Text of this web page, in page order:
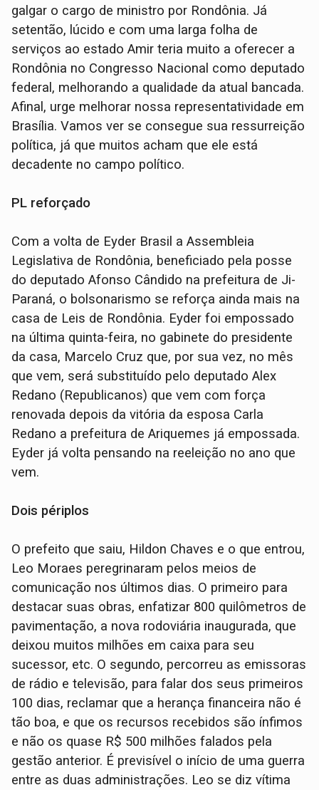
galgar o cargo de ministro por Rondônia. Já
setentão, lúcido e com uma larga folha de
serviços ao estado Amir teria muito a oferecer a
Rondônia no Congresso Nacional como deputado
federal, melhorando a qualidade da atual bancada.
Afinal, urge melhorar nossa representatividade em
Brasília. Vamos ver se consegue sua ressurreição
política, já que muitos acham que ele está
decadente no campo político.
PL reforçado
Com a volta de Eyder Brasil a Assembleia
Legislativa de Rondônia, beneficiado pela posse
do deputado Afonso Cândido na prefeitura de Ji-
Paraná, o bolsonarismo se reforça ainda mais na
casa de Leis de Rondônia. Eyder foi empossado
na última quinta-feira, no gabinete do presidente
da casa, Marcelo Cruz que, por sua vez, no mês
que vem, será substituído pelo deputado Alex
Redano (Republicanos) que vem com força
renovada depois da vitória da esposa Carla
Redano a prefeitura de Ariquemes já empossada.
Eyder já volta pensando na reeleição no ano que
vem.
Dois périplos
O prefeito que saiu, Hildon Chaves e o que entrou,
Leo Moraes peregrinaram pelos meios de
comunicação nos últimos dias. O primeiro para
destacar suas obras, enfatizar 800 quilômetros de
pavimentação, a nova rodoviária inaugurada, que
deixou muitos milhões em caixa para seu
sucessor, etc. O segundo, percorreu as emissoras
de rádio e televisão, para falar dos seus primeiros
100 dias, reclamar que a herança financeira não é
tão boa, e que os recursos recebidos são ínfimos
e não os quase R$ 500 milhões falados pela
gestão anterior. É previsível o início de uma guerra
entre as duas administrações. Leo se diz vítima